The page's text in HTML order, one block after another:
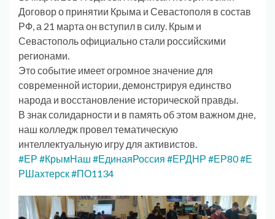
Договор о принятии Крыма и Севастополя в состав
РФ, а 21 марта он вступил в силу. Крым и
Севастополь официально стали российскими
регионами.
Это событие имеет огромное значение для
современной истории, демонстрируя единство
народа и восстановление исторической правды.
В знак солидарности и в память об этом важном дне,
наш колледж провел тематическую
интеллектуальную игру для активистов.
#ЕР #КрымНаш #ЕдинаяРоссия #ЕРДНР #ЕР80#Е
РШахтерск#ПО1134